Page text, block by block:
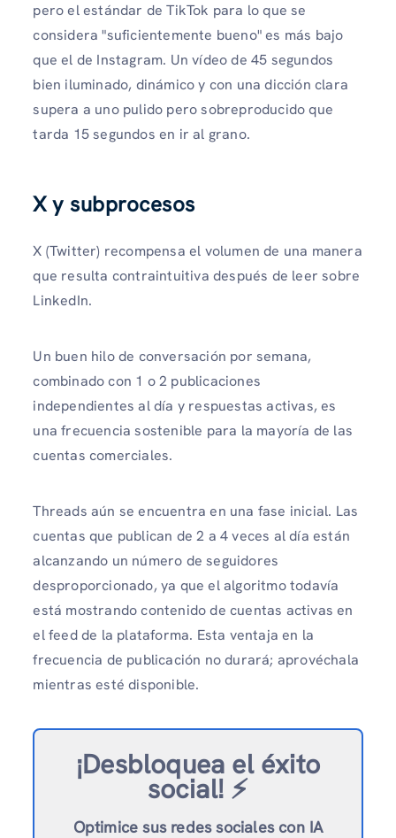
pero el estándar de TikTok para lo que se
considera "suficientemente bueno" es más bajo
que el de Instagram. Un vídeo de 45 segundos
bien iluminado, dinámico y con una dicción clara
supera a uno pulido pero sobreproducido que
tarda 15 segundos en ir al grano.
X y subprocesos
X (Twitter) recompensa el volumen de una manera
que resulta contraintuitiva después de leer sobre
LinkedIn.
Un buen hilo de conversación por semana,
combinado con 1 o 2 publicaciones
independientes al día y respuestas activas, es
una frecuencia sostenible para la mayoría de las
cuentas comerciales.
Threads aún se encuentra en una fase inicial. Las
cuentas que publican de 2 a 4 veces al día están
alcanzando un número de seguidores
desproporcionado, ya que el algoritmo todavía
está mostrando contenido de cuentas activas en
el feed de la plataforma. Esta ventaja en la
frecuencia de publicación no durará; aprovéchala
mientras esté disponible.
¡Desbloquea el éxito
social! ⚡️
Optimice sus redes sociales con IA